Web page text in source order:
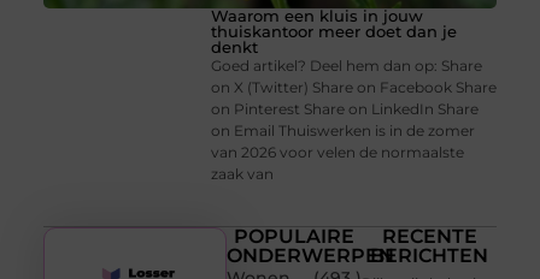
Waarom een kluis in jouw
thuiskantoor meer doet dan je
denkt
Goed artikel? Deel hem dan op: Share
on X (Twitter) Share on Facebook Share
on Pinterest Share on LinkedIn Share
on Email Thuiswerken is in de zomer
van 2026 voor velen de normaalste
zaak van
POPULAIRE
ONDERWERPEN
RECENTE
BERICHTEN